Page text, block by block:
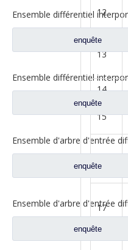
enquête
enquête
enquête
enquête
12
13
14
15
17